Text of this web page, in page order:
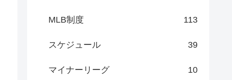
MLB制度 113
スケジュール 39
マイナーリーグ 10